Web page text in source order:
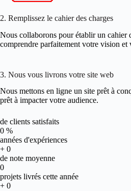
2. Remplissez le cahier des charges
Nous collaborons pour établir un cahier
comprendre parfaitement votre vision et
3. Nous vous livrons votre site web
Nous mettons en ligne un site prêt à
prêt à impacter votre audience.
de clients satisfaits
0 %
années d'expériences
+ 0
de note moyenne
0
projets livrés cette année
+ 0